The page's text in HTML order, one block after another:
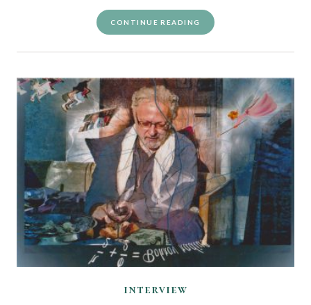
CONTINUE READING
interview